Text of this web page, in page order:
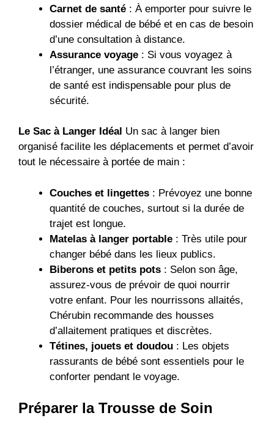
Carnet de santé : À emporter pour suivre le
dossier médical de bébé et en cas de besoin
d’une consultation à distance.
Assurance voyage : Si vous voyagez à
l’étranger, une assurance couvrant les soins
de santé est indispensable pour plus de
sécurité.
Le Sac à Langer Idéal Un sac à langer bien
organisé facilite les déplacements et permet d’avoir
tout le nécessaire à portée de main :
Couches et lingettes : Prévoyez une bonne
quantité de couches, surtout si la durée de
trajet est longue.
Matelas à langer portable : Très utile pour
changer bébé dans les lieux publics.
Biberons et petits pots : Selon son âge,
assurez-vous de prévoir de quoi nourrir
votre enfant. Pour les nourrissons allaités,
Chérubin recommande des housses
d’allaitement pratiques et discrètes.
Tétines, jouets et doudou : Les objets
rassurants de bébé sont essentiels pour le
conforter pendant le voyage.
Préparer la Trousse de Soin